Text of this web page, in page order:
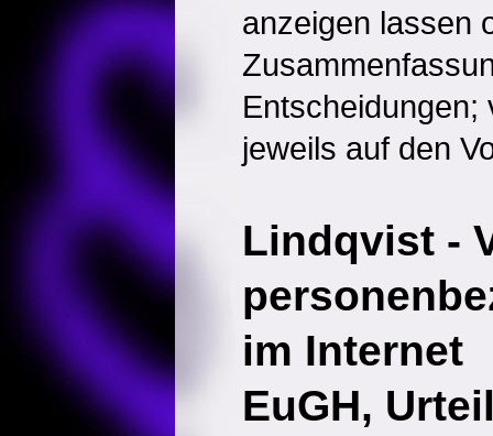
anzeigen lassen
Entscheidungen;
jeweils auf den
Lindqvist -
im Internet
EuGH,